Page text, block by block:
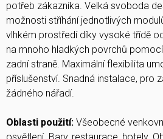
potřeb zákazníka. Velká svoboda
možnosti stříhání jednotlivých
vlhkém prostředí díky vysoké třídě
na mnoho hladkých povrchů
zadní straně. Maximální flexibilita
příslušenství. Snadná instalace, pro
žádného nářadí.
Oblasti použití: Všeobecné